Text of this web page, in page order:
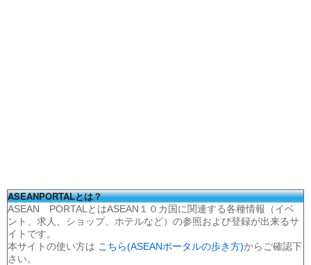
ASEANPORTALとは？
ASEAN PORTALとはASEAN１０カ国に関連する各種情報（イベ
ント、求人、ショップ、ホテルなど）の参照および登録が出来るサ
イトです。
本サイトの使い方は こちら(ASEANポータルの歩き方)からご確認下
さい。